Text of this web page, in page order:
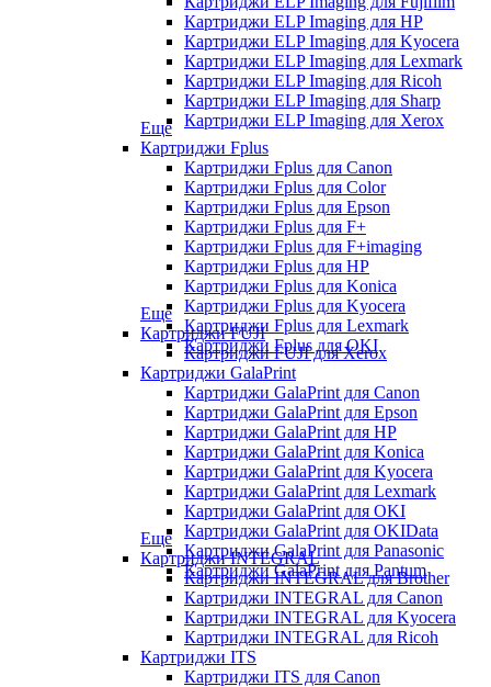
Картриджи ELP Imaging для HP
Картриджи ELP Imaging для Kyocera
Картриджи ELP Imaging для Lexmark
Картриджи ELP Imaging для Ricoh
Картриджи ELP Imaging для Sharp
Картриджи ELP Imaging для Xerox
Еще
Картриджи Fplus
Картриджи Fplus для Canon
Картриджи Fplus для Color
Картриджи Fplus для Epson
Картриджи Fplus для F+
Картриджи Fplus для F+imaging
Картриджи Fplus для HP
Картриджи Fplus для Konica
Картриджи Fplus для Kyocera
Картриджи Fplus для Lexmark
Картриджи Fplus для OKI
Еще
Картриджи FUJI
Картриджи FUJI для Xerox
Картриджи GalaPrint
Картриджи GalaPrint для Canon
Картриджи GalaPrint для Epson
Картриджи GalaPrint для HP
Картриджи GalaPrint для Konica
Картриджи GalaPrint для Kyocera
Картриджи GalaPrint для Lexmark
Картриджи GalaPrint для OKI
Картриджи GalaPrint для OKIData
Картриджи GalaPrint для Panasonic
Картриджи GalaPrint для Pantum
Еще
Картриджи INTEGRAL
Картриджи INTEGRAL для Brother
Картриджи INTEGRAL для Canon
Картриджи INTEGRAL для Kyocera
Картриджи INTEGRAL для Ricoh
Картриджи ITS
Картриджи ITS для Canon